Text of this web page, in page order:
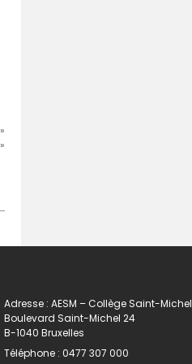
»
»
Adresse : AESM – Collège Saint-Michel
Boulevard Saint-Michel 24
B-1040 Bruxelles
Téléphone : 0477 307 000